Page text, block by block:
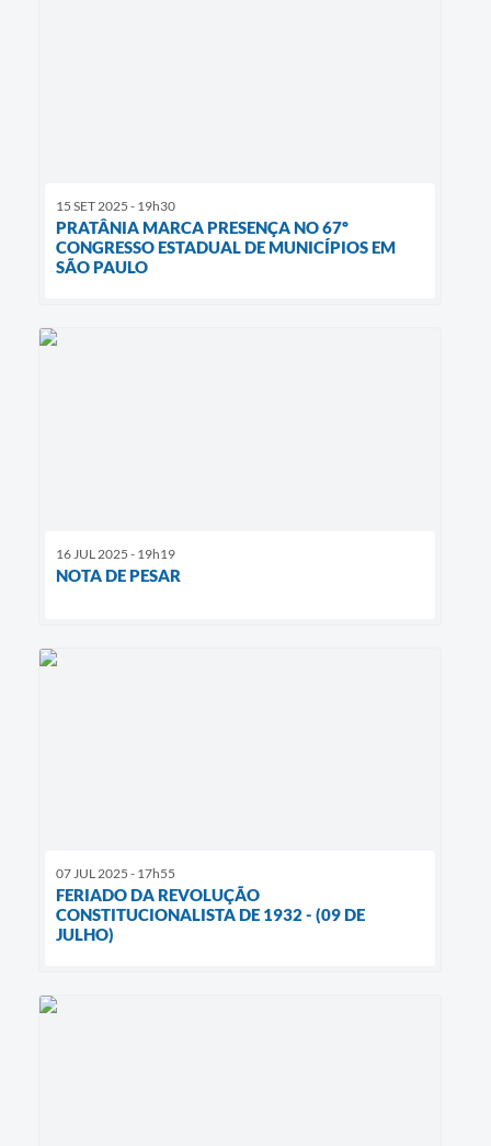
15 SET 2025 - 19h30
PRATÂNIA MARCA PRESENÇA NO 67º
CONGRESSO ESTADUAL DE MUNICÍPIOS EM
SÃO PAULO
16 JUL 2025 - 19h19
NOTA DE PESAR
07 JUL 2025 - 17h55
FERIADO DA REVOLUÇÃO
CONSTITUCIONALISTA DE 1932 - (09 DE
JULHO)